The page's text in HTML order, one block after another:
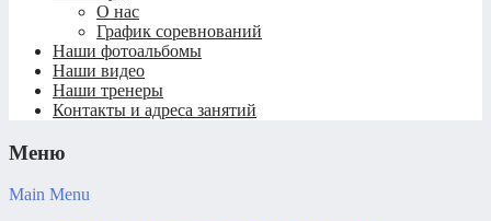
О нас
График соревнований
Наши фотоальбомы
Наши видео
Наши тренеры
Контакты и адреса занятий
Меню
Main Menu